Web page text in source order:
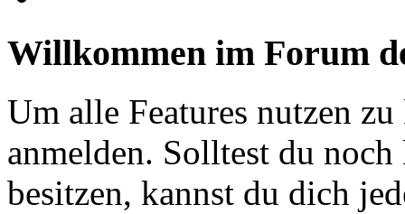
Willkommen im Forum
Um alle Features nutzen
anmelden. Solltest du
besitzen, kannst du dich